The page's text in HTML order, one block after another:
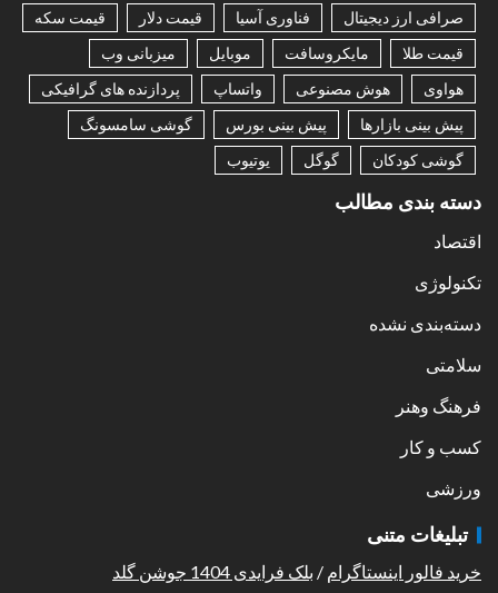
صرافی ارز دیجیتال
فناوری آسیا قیمت دلار
قیمت سکه
قیمت طلا
مایکروسافت موبایل
میزبانی وب
هواوی
هوش مصنوعی واتساپ
پردازنده های گرافیکی
پیش بینی بازارها
پیش بینی بورس
گوشی سامسونگ
گوشی کودکان
گوگل یوتیوب
دسته بندی مطالب
اقتصاد
تکنولوژی
دسته‌بندی نشده
سلامتی
فرهنگ وهنر
کسب و کار
ورزشی
تبلیغات متنی
خرید فالور اینستاگرام / بلک فرایدی 1404 جوشن گلد